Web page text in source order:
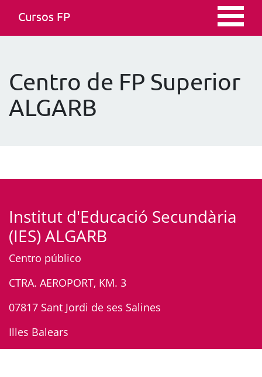
Cursos FP
Centro de FP Superior
ALGARB
Institut d'Educació Secundària
(IES) ALGARB
Centro público
CTRA. AEROPORT, KM. 3
07817 Sant Jordi de ses Salines
Illes Balears